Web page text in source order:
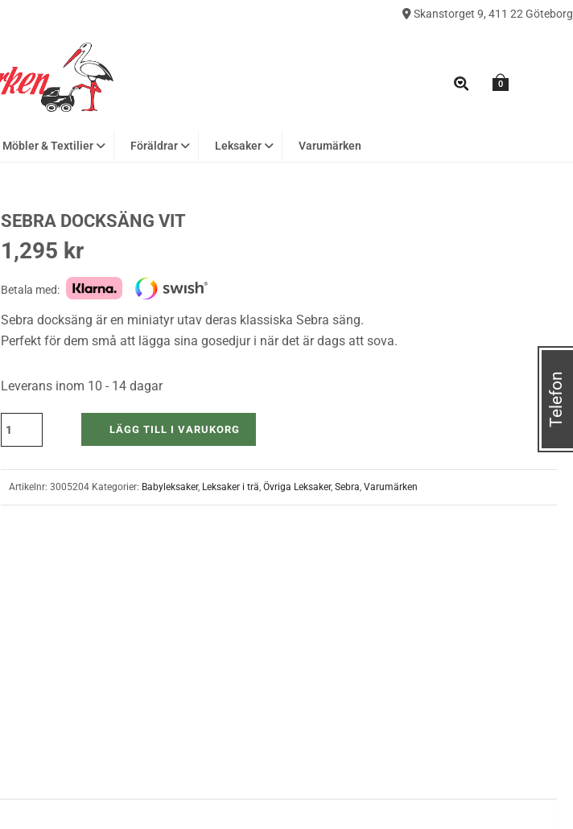
Skanstorget 9, 411 22 Göteborg
0
Möbler & Textilier Föräldrar Leksaker Varumärken
SEBRA DOCKSÄNG VIT
1,295 kr
Betala med:
Sebra docksäng är en miniatyr utav deras klassiska Sebra säng.
Perfekt för dem små att lägga sina gosedjur i när det är dags att sova.
Leverans inom 10 - 14 dagar
LÄGG TILL I VARUKORG
Artikelnr: 3005204 Kategorier: Babyleksaker, Leksaker i trä, Övriga Leksaker, Sebra, Varumärken
Telefon